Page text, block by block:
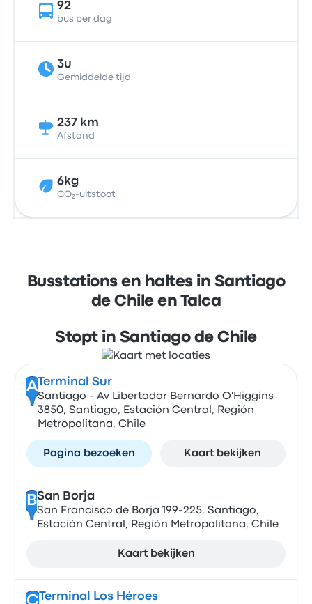
92
bus per dag
3u
Gemiddelde tijd
237 km
Afstand
6kg
CO₂-uitstoot
Busstations en haltes in Santiago
de Chile en Talca
Stopt in Santiago de Chile
A Terminal Sur
Santiago - Av Libertador Bernardo O'Higgins
3850, Santiago, Estación Central, Región
Metropolitana, Chile
Pagina bezoeken Kaart bekijken
BSan Borja
San Francisco de Borja 199-225, Santiago,
Estación Central, Región Metropolitana, Chile
Kaart bekijken
CTerminal Los Héroes